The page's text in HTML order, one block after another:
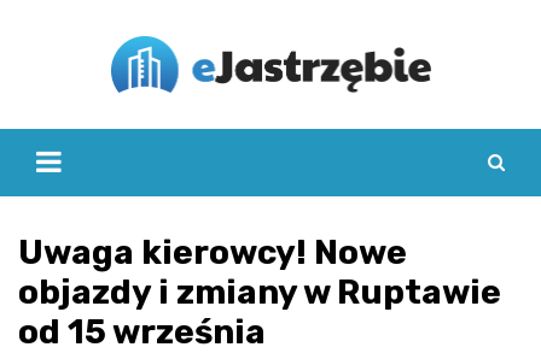
Uwaga kierowcy! Nowe
objazdy i zmiany w Ruptawie
od 15 września